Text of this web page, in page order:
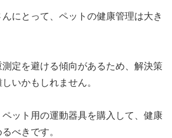
にとって、ペットの健康管理は大き
定を避ける傾向があるため、解決策
いかもしれません。
ット用の運動器具を購入して、健康
べきです。